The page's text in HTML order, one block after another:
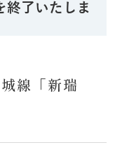
終了いたしま
線「新瑞